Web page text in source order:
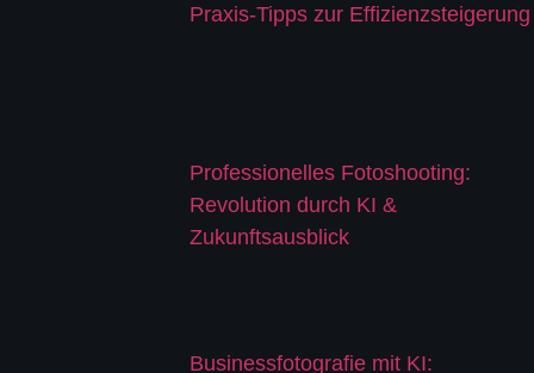
Praxis-Tipps zur Effizienzsteigerung
Professionelles Fotoshooting:
Revolution durch KI &
Zukunftsausblick
Businessfotografie mit KI: